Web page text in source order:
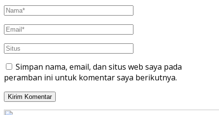
Simpan nama, email, dan situs web saya pada
peramban ini untuk komentar saya berikutnya.